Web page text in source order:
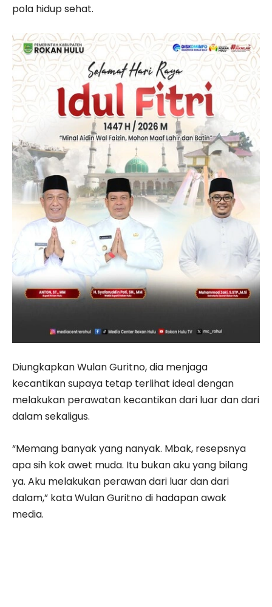
pola hidup sehat.
Diungkapkan Wulan Guritno, dia menjaga
kecantikan supaya tetap terlihat ideal dengan
melakukan perawatan kecantikan dari luar dan dari
dalam sekaligus.
“Memang banyak yang nanyak. Mbak, resepsnya
apa sih kok awet muda. Itu bukan aku yang bilang
ya. Aku melakukan perawan dari luar dan dari
dalam,” kata Wulan Guritno di hadapan awak
media.